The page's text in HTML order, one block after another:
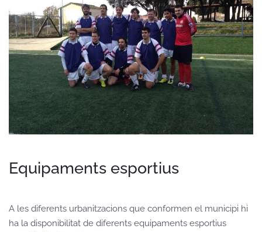
Equipaments esportius
A les diferents urbanitzacions que conformen el municipi hi
ha la disponibilitat de diferents equipaments esportius